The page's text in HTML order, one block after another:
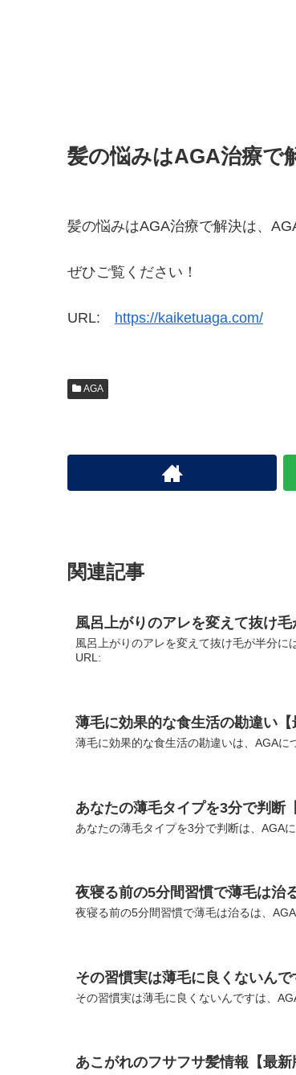
髪の悩みはAGA治療で
髪の悩みはAGA治療で解決は、
ぜひご覧ください！
URL: https://kaiketuaga.com/
AGA
関連記事
風呂上がりのアレを変えて抜け毛
風呂上がりのアレを変えて抜け毛が半分に
URL:
薄毛に効果的な食生活の勘違い【
薄毛に効果的な食生活の勘違いは、AGA
あなたの薄毛タイプを3分で判断
あなたの薄毛タイプを3分で判断は、AGA
夜寝る前の5分間習慣で薄毛は治
夜寝る前の5分間習慣で薄毛は治るは、
その習慣実は薄毛に良くないんで
その習慣実は薄毛に良くないんですは、
あこがれのフサフサ髪情報【最新